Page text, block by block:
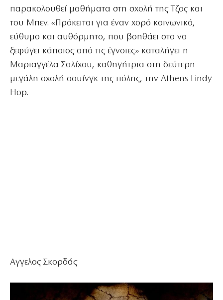
παρακολουθεί μαθήματα στη σχολή της Τζος και
του Μπεν. «Πρόκειται για έναν χορό κοινωνικό,
εύθυμο και αυθόρμητο, που βοηθάει στο να
ξεφύγει κάποιος από τις έγνοιες» καταλήγει η
Μαριαγγέλα Σαλίχου, καθηγήτρια στη δεύτερη
μεγάλη σχολή σουίνγκ της πόλης, την Athens Lindy
Hop.
Αγγελος Σκορδάς